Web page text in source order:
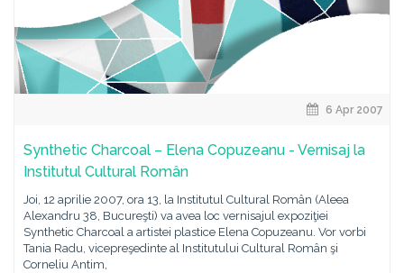
6 Apr 2007
Synthetic Charcoal – Elena Copuzeanu - Vernisaj la
Institutul Cultural Român
Joi, 12 aprilie 2007, ora 13, la Institutul Cultural Român (Aleea
Alexandru 38, Bucureşti) va avea loc vernisajul expoziţiei
Synthetic Charcoal a artistei plastice Elena Copuzeanu. Vor vorbi
Tania Radu, vicepreşedinte al Institutului Cultural Român şi
Corneliu Antim,